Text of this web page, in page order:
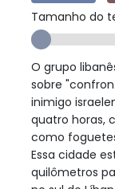
Tamanho do
O grupo
sobre
inimigo
quatro horas,
como
Essa cidade
quilômetros